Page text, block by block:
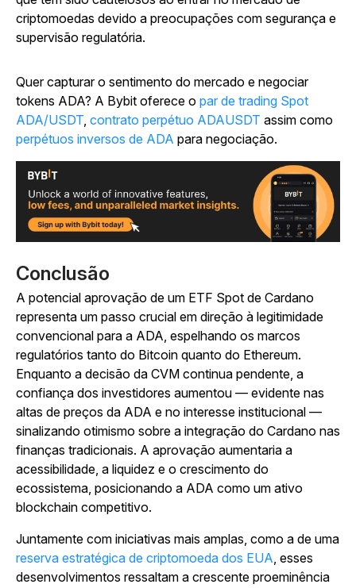
criptomoedas devido a preocupações com segurança e
supervisão regulatória.
Quer capturar o sentimento do mercado e negociar
tokens ADA? A Bybit oferece o par de trading Spot
ADA/USDT, contrato perpétuo ADAUSDT assim como
perpétuos inversos de ADA para negociação.
Conclusão
A potencial aprovação de um ETF Spot de Cardano
representa um passo crucial em direção à legitimidade
convencional para a ADA, espelhando os marcos
regulatórios tanto do Bitcoin quanto do Ethereum.
Enquanto a decisão da CVM continua pendente, a
confiança dos investidores aumentou — evidente nas
altas de preços da ADA e no interesse institucional —
sinalizando otimismo sobre a integração do Cardano nas
finanças tradicionais. A aprovação aumentaria a
acessibilidade, a liquidez e o crescimento do
ecossistema, posicionando a ADA como um ativo
blockchain competitivo.
Juntamente com iniciativas mais amplas, como a de uma
reserva estratégica de criptomoeda dos EUA, esses
desenvolvimentos ressaltam a crescente proeminência